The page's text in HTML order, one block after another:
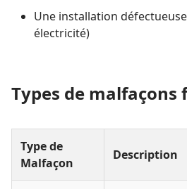
Une installation
électricité)
Types de malfaçons
Type de
Malfaçon
Description